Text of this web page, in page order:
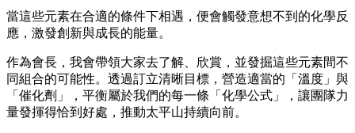
當這些元素在合適的條件下相遇，便會觸發意想不到的化學反
應，激發創新與成長的能量。
作為會長，我會帶領大家去了解、欣賞，並發掘這些元素間不
同組合的可能性。透過訂立清晰目標，營造適當的「溫度」與
「催化劑」，平衡屬於我們的每一條「化學公式」，讓團隊力
量發揮得恰到好處，推動太平山持續向前。